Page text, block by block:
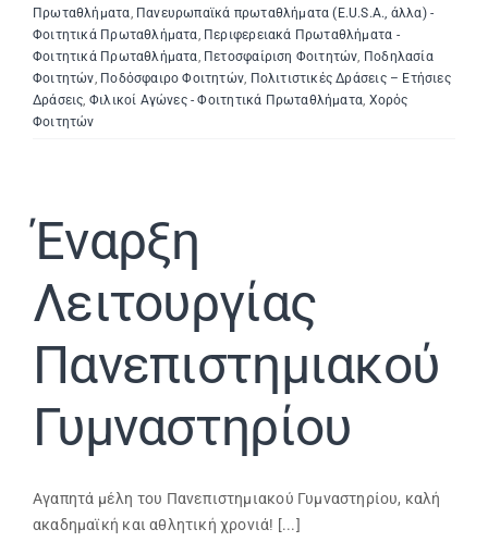
Πρωταθλήματα, Πανευρωπαϊκά πρωταθλήματα (E.U.S.A., άλλα) -
Φοιτητικά Πρωταθλήματα, Περιφερειακά Πρωταθλήματα -
Φοιτητικά Πρωταθλήματα, Πετοσφαίριση Φοιτητών, Ποδηλασία
Φοιτητών, Ποδόσφαιρο Φοιτητών, Πολιτιστικές Δράσεις – Ετήσιες
Δράσεις, Φιλικοί Αγώνες - Φοιτητικά Πρωταθλήματα, Χορός
Φοιτητών
Έναρξη
Λειτουργίας
Πανεπιστημιακού
Γυμναστηρίου
Αγαπητά μέλη του Πανεπιστημιακού Γυμναστηρίου, καλή
ακαδημαϊκή και αθλητική χρονιά! [...]